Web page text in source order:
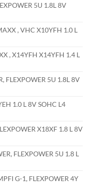
5U 1.8L 8V
, VHC X10YFH 1.0 L
, X14YFH X14YFH 1.4 L
FLEXPOWER 5U 1.8L 8V
1.0 L 8V SOHC L4
X18XF 1.8 L 8V
FLEXPOWER 5U 1.8 L
G-1, FLEXPOWER 4Y